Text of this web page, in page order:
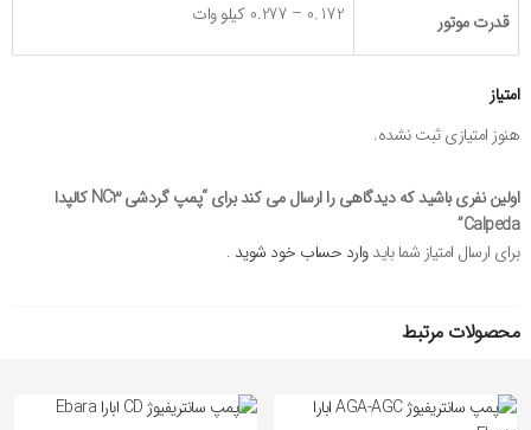
قدرت موتور 0.172 – 0.277 کیلو وات
امتیاز
هنوز امتیازی ثبت نشده.
اولین نفری باشید که دیدگاهی را ارسال می کند برای “پمپ گردشی NC3 کالپدا
Calpeda”
برای ارسال امتیاز شما بایدوارد حساب خود شوید .
محصولات مرتبط